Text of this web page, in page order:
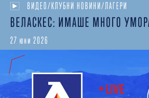
ВИДЕО/КЛУБНИ НОВИНИ/ЛАГЕРИ
ВЕЛАСКЕС: ИМАШЕ МНОГО
27 юни 2026